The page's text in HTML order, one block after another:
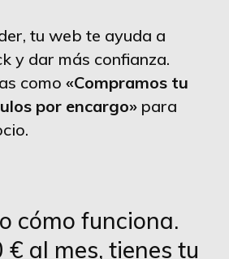
tu web te ayuda a
y dar más confianza.
como «Compramos tu
por encargo» para
cómo funciona.
€ al mes, tienes tu